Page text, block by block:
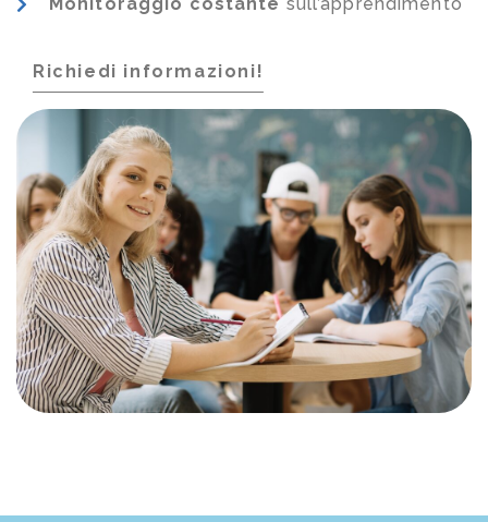
Monitoraggio costante sull’apprendimento
Richiedi informazioni!